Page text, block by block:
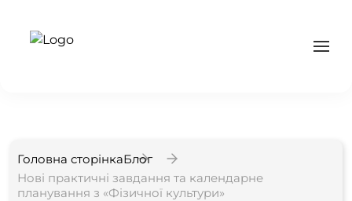
Головна сторінкаБлог
Нові практичні завдання та календарне
планування з «Фізичної культури»